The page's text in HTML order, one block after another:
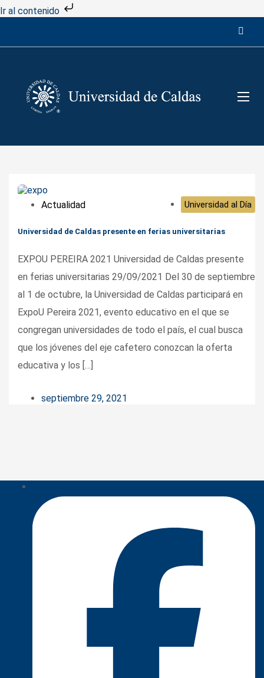
Ir al contenido
Actualidad Universidad al Día
Universidad de Caldas presente en ferias universitarias
EXPOU PEREIRA 2021 Universidad de Caldas presente
en ferias universitarias 29/09/2021 Del 30 de septiembre
al 1 de octubre, la Universidad de Caldas participará en
ExpoU Pereira 2021, evento educativo en el que se
congregan universidades de todo el país, el cual busca
que los jóvenes del eje cafetero conozcan la oferta
educativa y los […]
septiembre 29, 2021